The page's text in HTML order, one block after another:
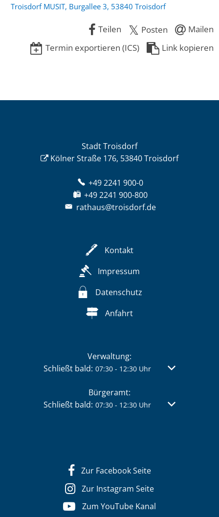
Troisdorf MUSIT, Burgallee 3, 53840 Troisdorf
Teilen Posten
Mailen
Termin exportieren (ICS)
Link kopieren
Stadt Troisdorf
Kölner Straße 176, 53840 Troisdorf
+49 2241 900-0
+49 2241 900-800
rathaus@troisdorf.de
Kontakt
Impressum
Datenschutz
Anfahrt
Verwaltung:
Klicken, um weitere Öffnungs- oder
Schließt bald: 07:30 - 12:30 Uhr Von 07:30 bis
Bürgeramt:
Klicken, um weitere Öffnungs- oder
Schließt bald: 07:30 - 12:30 Uhr Von 07:30 bis
Zur Facebook Seite
Zur Instagram Seite
Zum YouTube Kanal